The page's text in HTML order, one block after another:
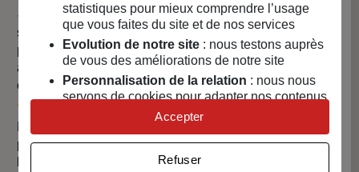
🚀
Depuis son lancement, l’enfile-couette Hopoli fait
sensation ! Grâce à une campagne de financement
participatif réussie, l’enfile-couette est rapidement
adopté. Les médias s’emballent, et une chose est claire :
changer sa couette n’a plus rien d’un casse-tête.
🏆
Récompensé par la médaille d’or du Concours
Lépine en 2019, une véritable reconnaissance qui
propulse l’innovation sous les projecteurs. Vu dans tous
les médias (TF1, France 2, M6…), l’enfile-couette Hopoli
statistiques pour mieux comprendre l’usage
que vous faites du site et de nos services
Evolution de notre site: nous testons auprès
de vous des améliorations de notre site
Personnalisation de la relation : nous nous
servons de cookies pour adapter nos contenus
et personnaliser nos offres
Univers publicitaire: nous utilisons avec nos
publicités personnalisées
Refuser
Accepter